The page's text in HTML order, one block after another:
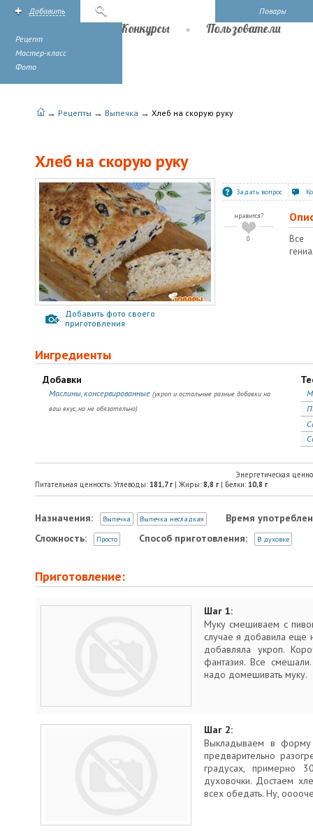
Повары
Добавить
Рецепт
Мастер-класс
Фото
Конкурсы Пользователи
→ Рецепты → Выпечка → Хлеб на скорую руку
Хлеб на скорую руку
Добавить фото своего
приготовления
Задать вопрос
нравится?
0
Все
Ингредиенты
Добавки
Маслины, консервированные (укроп и остальные разные добавки на
ваш вкус, но не обязательно)
Энергетическая
Питательная ценность: Углеводы: 181,7г| Жиры: 8,8 г| Белки: 10,8 г
Назначения: Выпечка Выпечка несладкая
Время
Сложность:
Просто Способ приготовления: В духовке
Приготовление:
Шаг 1:
Муку смешиваем с
случае я добавила еще
добавляла укроп.
фантазия. Все
надо домешивать муку.
Шаг 2:
Выкладываем в форму
предварительно
градусах, примерно
духовочки. Достаем
всех обедать. Ну,